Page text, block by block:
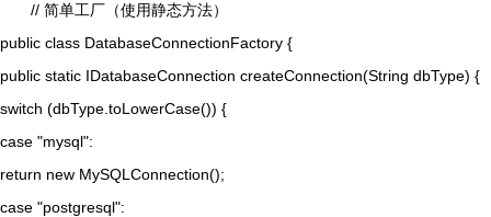
// 简单工厂（使用静态方法）
public class DatabaseConnectionFactory {
public static IDatabaseConnection createConnection(String dbType) {
switch (dbType.toLowerCase()) {
case "mysql":
return new MySQLConnection();
case "postgresql":